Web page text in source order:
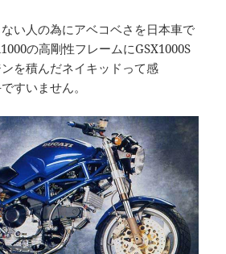
い人の為にアベコベさを日本車で
の高剛性フレームにGSX1000S
を積んだネイキッドって感
すいません。